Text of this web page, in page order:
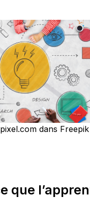
dans Freepik
que